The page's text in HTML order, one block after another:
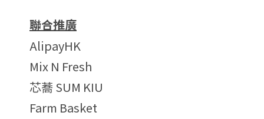
聯合推廣
AlipayHK
Mix N Fresh
芯蕎 SUM KIU
Farm Basket